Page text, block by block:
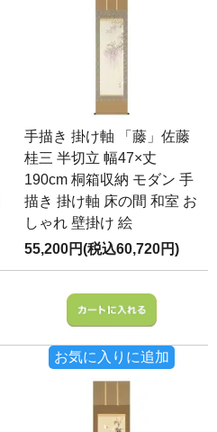
手描き 掛け軸 「藤」佐藤
桂三 半切立 幅47×丈
190cm 桐箱収納 モダン 手
描き 掛け軸 床の間 和室 お
しゃれ 壁掛け 絵
55,200円(税込60,720円)
お気に入りに追加